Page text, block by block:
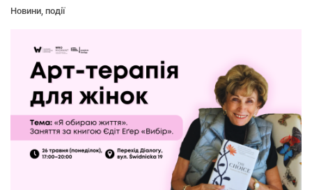
Новини події